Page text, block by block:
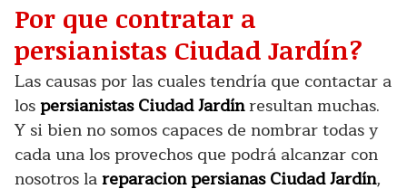
Por que contratar a
persianistas Ciudad Jardín?
Las causas por las cuales tendría que contactar a
lospersianistas Ciudad Jardínresultan muchas.
Y si bien no somos capaces de nombrar todas y
cada una los provechos que podrá alcanzar con
nosotros lareparacion persianas Ciudad Jardín,